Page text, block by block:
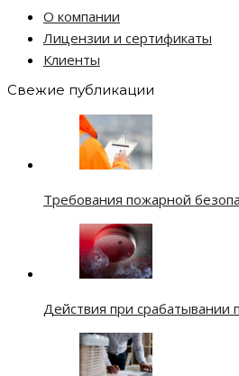
О компании
Лицензии и сертификаты
Клиенты
Свежие публикации
Требования пожарной
Действия при срабатывании